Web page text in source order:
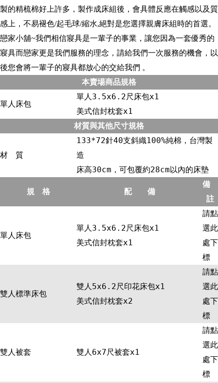
製的精梳棉好上許多，製作成床組後，會具體反應在觸感以及質
感上，不易褪色/起毛球/縮水,絕對是您選擇親膚床組時的首選。
戀家小舖~我們相信寢具是一輩子的事業，讓您因為一套優秀的
寢具而戀家更是我們服務的理念，請給我們一次服務的機會，以
後您會將一輩子的寢具都放心的交給我們 。
本賣場商品規格
單人床包
單人3.5x6.2尺床包x1
美式信封枕套x1
材質與其他尺寸規格
材 質
133*72針40支斜織100%純棉，台灣製
造
床高30cm，可包覆約28cm以內的床墊
規 格 配 備
備
註
單人床包
單人3.5x6.2尺床包x1
美式信封枕套x1
請點
選此
處下
標
雙人標準床包
雙人5x6.2尺印花床包x1
美式信封枕套x2
請點
選此
處下
標
雙人被套 雙人6x7尺被套x1
請點
選此
處下
標